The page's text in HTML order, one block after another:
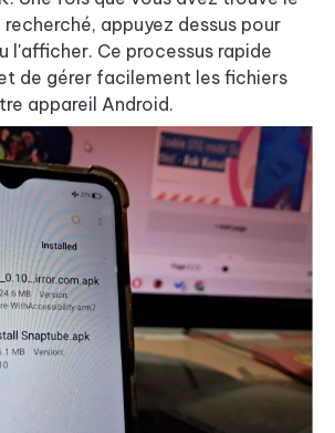
appuyez dessus pour
l'afficher. Ce processus rapide
de gérer facilement les fichiers
appareil Android.